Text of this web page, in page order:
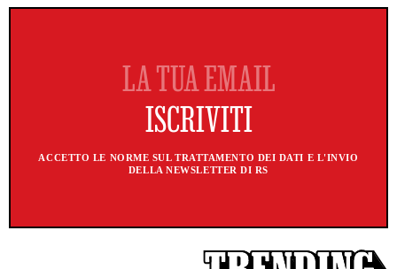
ACCETTO LE NORME SUL TRATTAMENTO DEI DATI E L'INVIO
DELLA NEWSLETTER DI RS